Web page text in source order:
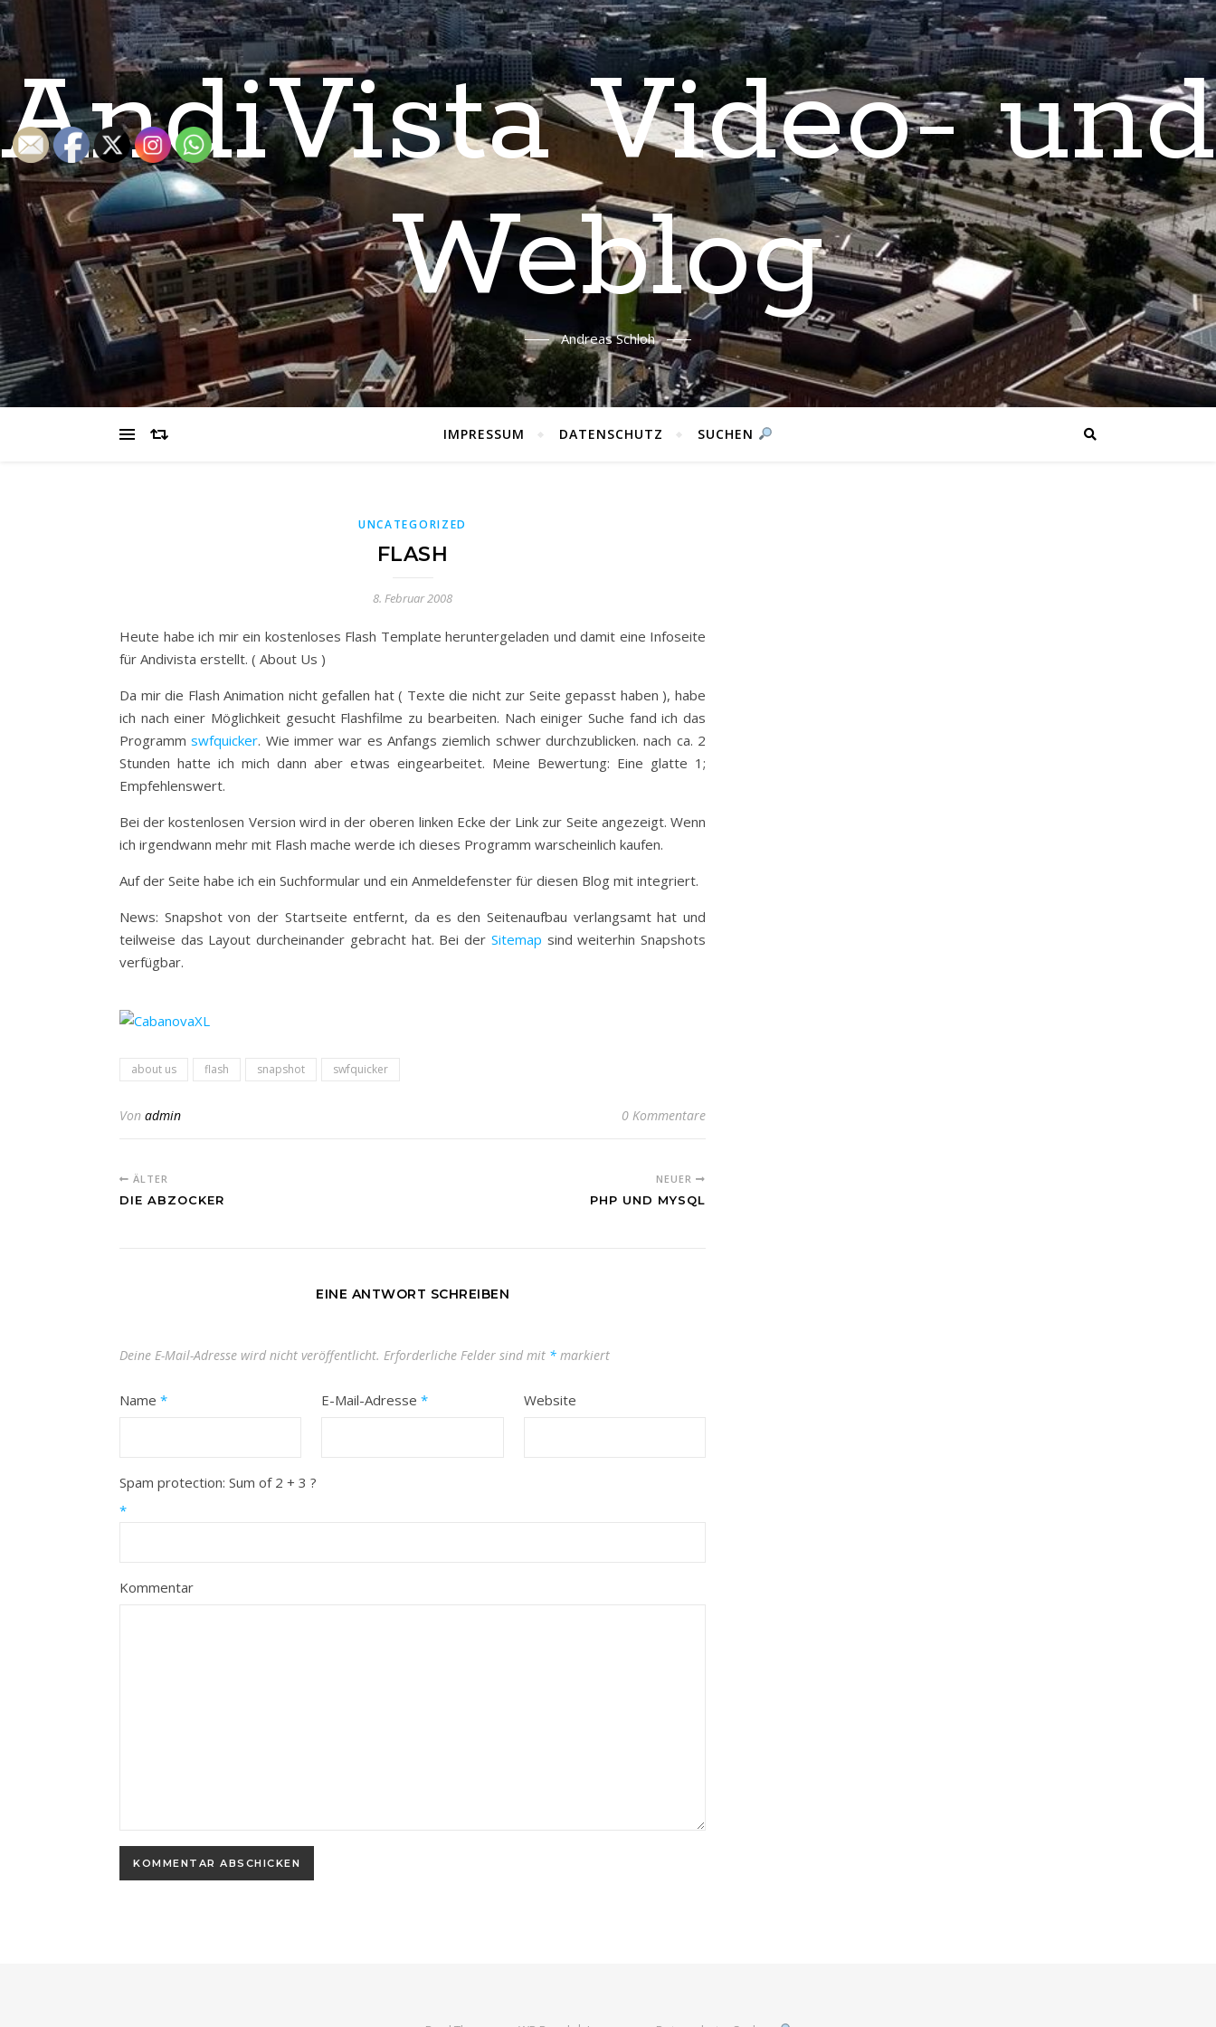
AndiVista Video- und
Weblog
Andreas Schloh
IMPRESSUM DATENSCHUTZ SUCHEN
UNCATEGORIZED
FLASH
8. Februar 2008
Heute habe ich mir ein kostenloses Flash Template heruntergeladen und damit eine Infoseite
für Andivista erstellt. ( About Us )
Da mir die Flash Animation nicht gefallen hat ( Texte die nicht zur Seite gepasst haben ), habe
ich nach einer Möglichkeit gesucht Flashfilme zu bearbeiten. Nach einiger Suche fand ich das
Programmswfquicker. Wie immer war es Anfangs ziemlich schwer durchzublicken. nach ca. 2
Stunden hatte ich mich dann aber etwas eingearbeitet. Meine Bewertung: Eine glatte 1;
Empfehlenswert.
Bei der kostenlosen Version wird in der oberen linken Ecke der Link zur Seite angezeigt. Wenn
ich irgendwann mehr mit Flash mache werde ich dieses Programm warscheinlich kaufen.
Auf der Seite habe ich ein Suchformular und ein Anmeldefenster für diesen Blog mit integriert.
News: Snapshot von der Startseite entfernt, da es den Seitenaufbau verlangsamt hat und
teilweise das Layout durcheinander gebracht hat. Bei der Sitemap sind weiterhin Snapshots
verfügbar.
about us flash snapshot swfquicker
Von admin 0 Kommentare
ÄLTER
DIE ABZOCKER
NEUER
PHP UND MYSQL
EINE ANTWORT SCHREIBEN
Deine E-Mail-Adresse wird nicht veröffentlicht. Erforderliche Felder sind mit * markiert
Name * E-Mail-Adresse* Website
Spam protection: Sum of 2 + 3 ?
*
Kommentar